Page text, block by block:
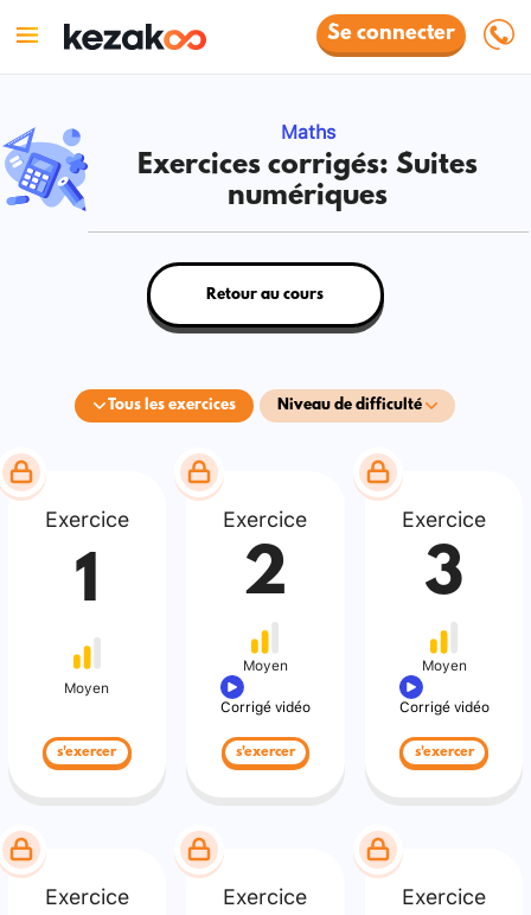
Se connecter
Maths
Exercices corrigés: Suites
numériques
Tous les exercices Niveau de difficulté
Retour au cours
Exercice
1
Moyen
s'exercer
Exercice
2
Moyen
Corrigé vidéo
s'exercer
Exercice
3
Moyen
Corrigé vidéo
s'exercer
Exercice Exercice Exercice